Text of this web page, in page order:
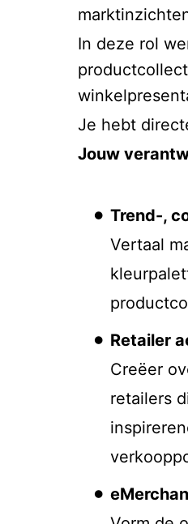
In deze rol
Je hebt
Jouw
Trend-,
Vertaal
Retailer
Creëer
retailers